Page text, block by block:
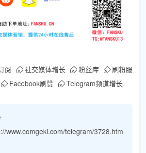
阅 社交媒体增长 粉丝库
刷粉服
Facebook刷赞 Telegram频道增长
www.comgeki.com/telegram/3728.htm